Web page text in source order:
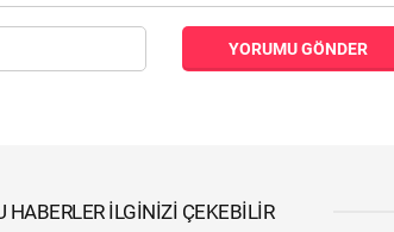
YORUMU GÖNDER
HABERLER İLGINIZI ÇEKEBILIR